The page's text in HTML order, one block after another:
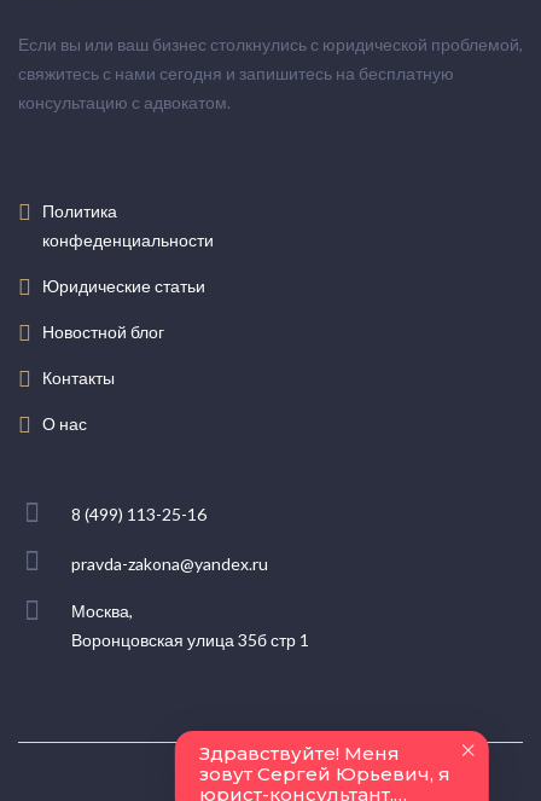
Если вы или ваш бизнес столкнулись с юридической проблемой,
свяжитесь с нами сегодня и запишитесь на бесплатную
консультацию с адвокатом.
Политика
конфеденциальности
Юридические статьи
Новостной блог
Контакты
О нас
8 (499) 113-25-16
pravda-zakona@yandex.ru
Москва,
Воронцовская улица 35б стр 1